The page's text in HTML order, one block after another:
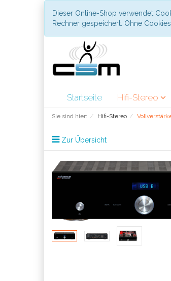
Dieser Online-Shop verwendet
Rechner gespeichert. Ohne
Startseite Hifi-Stereo
Sie sind hier: Hifi-Stereo
Zur Übersicht